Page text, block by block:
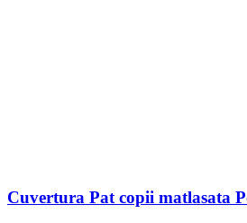
Cuvertura Pat copii matlasata